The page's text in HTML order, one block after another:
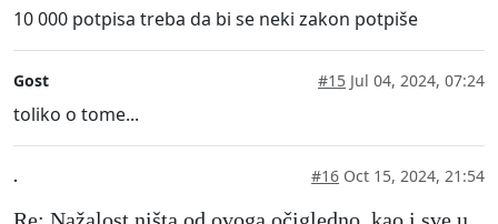
10 000 potpisa treba da bi se neki zakon potpiše
Gost #15 Jul 04, 2024, 07:24
toliko o tome...
. #16 Oct 15, 2024, 21:54